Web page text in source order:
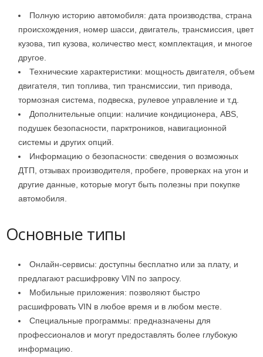
Полную историю автомобиля: дата производства, страна
происхождения, номер шасси, двигатель, трансмиссия, цвет
кузова, тип кузова, количество мест, комплектация, и многое
другое.
Технические характеристики: мощность двигателя, объем
двигателя, тип топлива, тип трансмиссии, тип привода,
тормозная система, подвеска, рулевое управление и т.д.
Дополнительные опции: наличие кондиционера, ABS,
подушек безопасности, парктроников, навигационной
системы и других опций.
Информацию о безопасности: сведения о возможных
ДТП, отзывах производителя, пробеге, проверках на угон и
другие данные, которые могут быть полезны при покупке
автомобиля.
Основные типы
Онлайн-сервисы: доступны бесплатно или за плату, и
предлагают расшифровку VIN по запросу.
Мобильные приложения: позволяют быстро
расшифровать VIN в любое время и в любом месте.
Специальные программы: предназначены для
профессионалов и могут предоставлять более глубокую
информацию.